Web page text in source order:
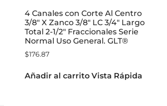
4 Canales con Corte Al Centro
3/8″ X Zanco 3/8″ LC 3/4″ Largo
Total 2-1/2″ Fraccionales Serie
Normal Uso General. GLT®
$176.87
Añadir al carrito Vista Rápida